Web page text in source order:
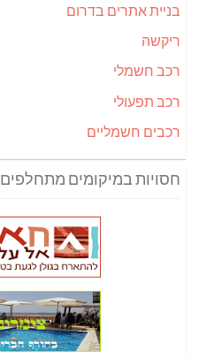
בניית אתרים בדרום
ריקשה
רכב חשמלי
רכב תפעולי
רכבים חשמליים
חסויות במיקומים מתחלפים